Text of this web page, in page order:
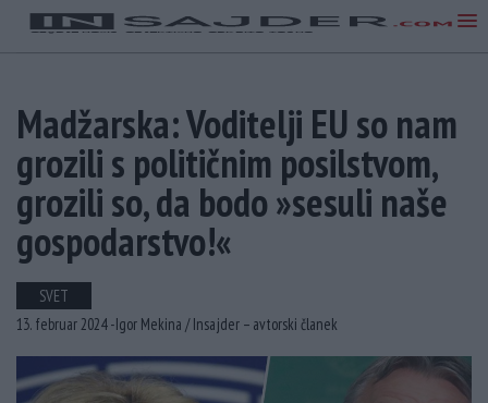
Madžarska: Voditelji EU so nam
grozili s političnim posilstvom,
grozili so, da bodo »sesuli naše
gospodarstvo!«
SVET
13. februar 2024 -Igor Mekina /Insajder – avtorski članek